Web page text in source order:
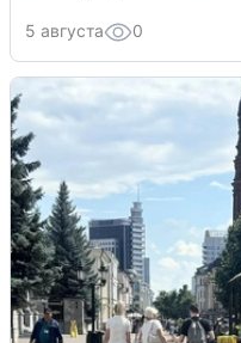
5 августа 0